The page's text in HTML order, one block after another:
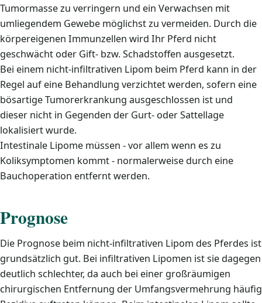
Tumormasse zu verringern und ein Verwachsen mit
umliegendem Gewebe möglichst zu vermeiden. Durch die
körpereigenen Immunzellen wird Ihr Pferd nicht
geschwächt oder Gift- bzw. Schadstoffen ausgesetzt.
Bei einem nicht-infiltrativen Lipom beim Pferd kann in der
Regel auf eine Behandlung verzichtet werden, sofern eine
bösartige Tumorerkrankung ausgeschlossen ist und
dieser nicht in Gegenden der Gurt- oder Sattellage
lokalisiert wurde.
Intestinale Lipome müssen - vor allem wenn es zu
Koliksymptomen kommt - normalerweise durch eine
Bauchoperation entfernt werden.
Prognose
Die Prognose beim nicht-infiltrativen Lipom des Pferdes ist
grundsätzlich gut. Bei infiltrativen Lipomen ist sie dagegen
deutlich schlechter, da auch bei einer großräumigen
chirurgischen Entfernung der Umfangsvermehrung häufig